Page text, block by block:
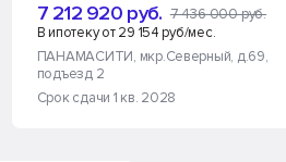
7 212 920 руб. 7 436 000 руб.
В ипотеку от 29 154 руб/мес.
ПАНАМАСИТИ, мкр.Северный, д.69,
подъезд 2
Срок сдачи 1 кв. 2028